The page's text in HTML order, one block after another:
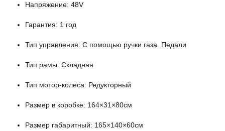
Напряжение: 48V
Гарантия: 1 год
Тип управления: С помощью ручки газа. Педали
Тип рамы: Складная
Тип мотор-колеса: Редукторный
Размер в коробке: 164×31×80cм
Размер габаритный: 165×140×60см